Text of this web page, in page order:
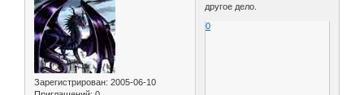
Зарегистрирован: 2005-06-10
другое дело.
0